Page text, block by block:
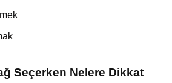
Seçerken Nelere Dikkat